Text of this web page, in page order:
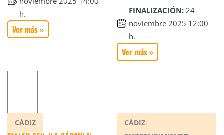
h.
Ver más »
FINALIZACIÓN: 24
noviembre 2025 12:00
h.
Ver más »
CÁDIZ CÁDIZ,